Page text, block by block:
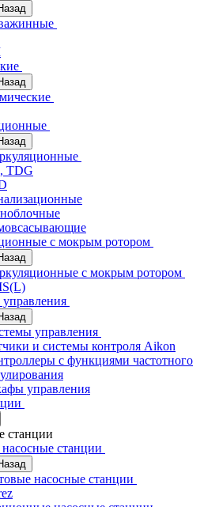
TDG
с мокрым ротором
с мокрым ротором
управления
и системы контроля Aikon
с функциями частотного
управления
станции
станции
насосные станции